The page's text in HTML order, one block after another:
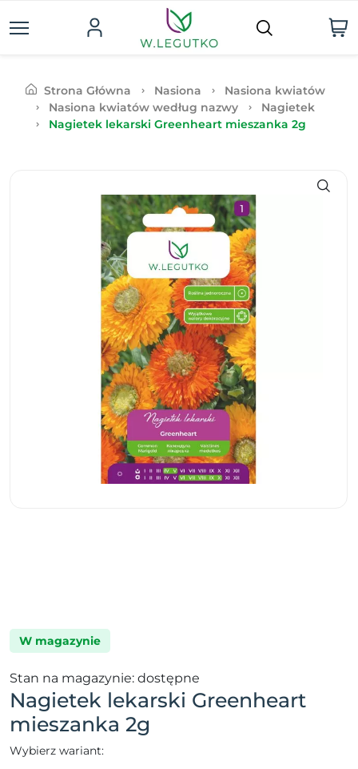
Strona Główna Nasiona
Nasiona kwiatów
Nasiona kwiatów według nazwy
Nagietek
Nagietek lekarski Greenheart mieszanka 2g
W magazynie
Stan na magazynie: dostępne
Nagietek lekarski Greenheart
mieszanka 2g
Wybierz wariant: